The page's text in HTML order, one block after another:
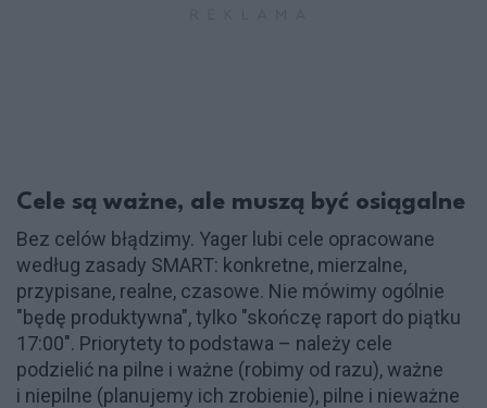
Cele są ważne, ale muszą być osiągalne
Bez celów błądzimy. Yager lubi cele opracowane
według zasady SMART: konkretne, mierzalne,
przypisane, realne, czasowe. Nie mówimy ogólnie
"będę produktywna", tylko "skończę raport do piątku
17:00". Priorytety to podstawa – należy cele
podzielić na pilne i ważne (robimy od razu), ważne
i niepilne (planujemy ich zrobienie), pilne i nieważne